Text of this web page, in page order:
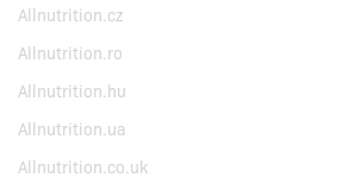
Allnutrition.cz
Allnutrition.ro
Allnutrition.hu
Allnutrition.ua
Allnutrition.co.uk